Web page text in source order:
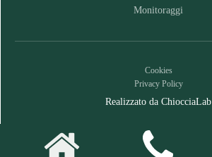
Monitoraggi
Cookies
Privacy Policy
Realizzato da ChiocciaLab